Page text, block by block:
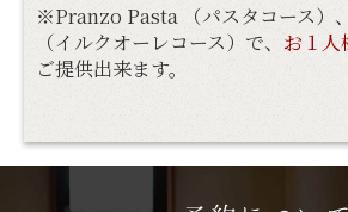
※Pranzo Pasta （パスタコース）
（イルクオーレコース）で、 お１人
ご提供出来ます。